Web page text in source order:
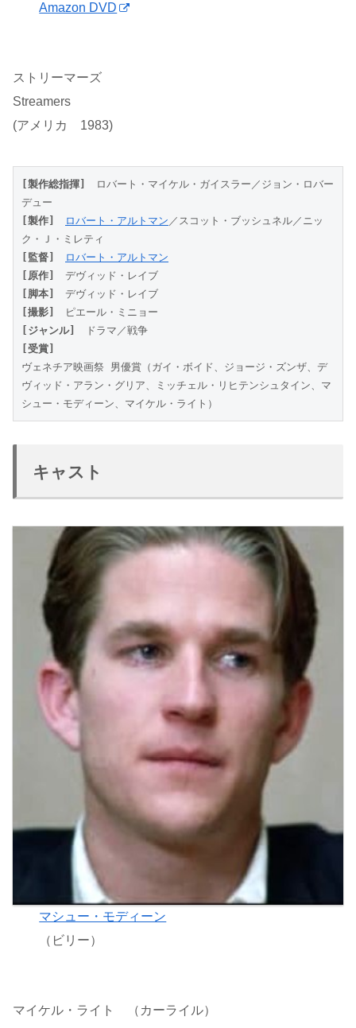
Amazon DVD
ストリーマーズ
Streamers
(アメリカ 1983)
[製作総指揮]
ロバート・マイケル・ガイスラー／ジョン・ロバー
デュー
[製作]
ロバート・アルトマン ／スコット・ブッシュネル／ニッ
ク・Ｊ・ミレティ
[監督]
ロバート・アルトマン
[原作]
デヴィッド・レイブ
[脚本]
デヴィッド・レイブ
[撮影]
ピエール・ミニョー
[ジャンル]
ドラマ／戦争
[受賞]
ヴェネチア映画祭 男優賞（ガイ・ボイド、ジョージ・ズンザ、デ
ヴィッド・アラン・グリア、ミッチェル・リヒテンシュタイン、マ
シュー・モディーン、マイケル・ライト）
キャスト
マシュー・モディーン
（ビリー）
マイケル・ライト （カーライル）